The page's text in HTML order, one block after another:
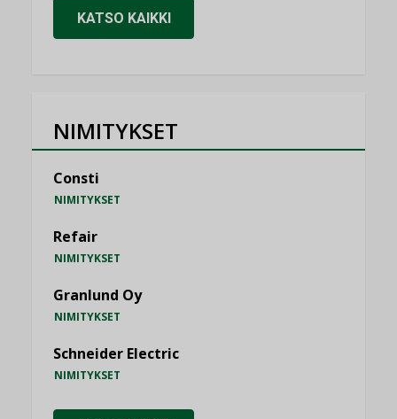
KATSO KAIKKI
NIMITYKSET
Consti
NIMITYKSET
Refair
NIMITYKSET
Granlund Oy
NIMITYKSET
Schneider Electric
NIMITYKSET